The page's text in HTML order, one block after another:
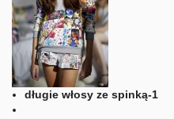
długie włosy ze spinką-1